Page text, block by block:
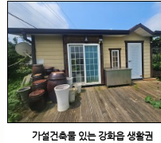
가설건축물 있는 강화읍 생활권